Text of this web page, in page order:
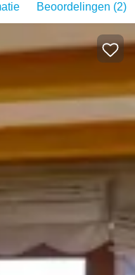
Beoordelingen (2)